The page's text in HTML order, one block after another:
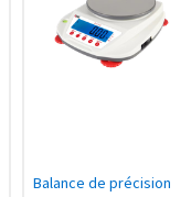
Balance de précision